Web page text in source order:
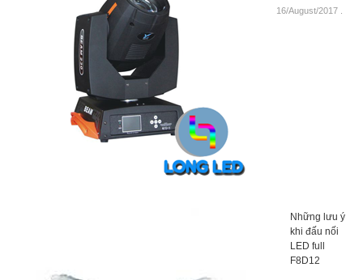
16/August/2017
Những lưu ý
khi đấu nối
LED full
F8D12